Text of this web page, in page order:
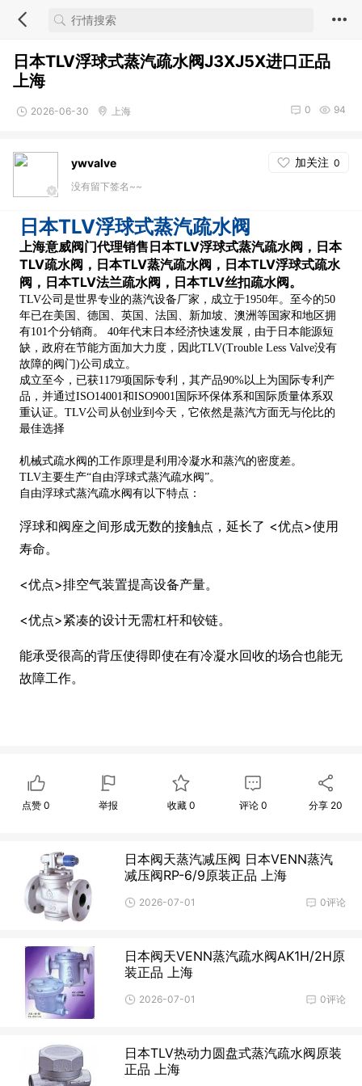
日本TLV浮球式蒸汽疏水阀J3XJ5X进口正品
上海
2026-06-30 上海 94
0
ywvalve 加关注 0
没有留下签名~~
日本TLV浮球式蒸汽疏水阀
上海意威阀门代理销售日本TLV浮球式蒸汽疏水阀，日本
TLV疏水阀，日本TLV蒸汽疏水阀，日本TLV浮球式疏水
阀，日本TLV法兰疏水阀，日本TLV丝扣疏水阀。
TLV公司是世界专业的蒸汽设备厂家，成立于1950年。至今的50
年已在美国、德国、英国、法国、新加坡、澳洲等国家和地区拥
有101个分销商。 40年代末日本经济快速发展，由于日本能源短
缺，政府在节能方面加大力度，因此TLV(Trouble Less Valve没有
故障的阀门)公司成立。
成立至今，已获1179项国际专利，其产品90%以上为国际专利产
品，并通过ISO14001和ISO9001国际环保体系和国际质量体系双
重认证。TLV公司从创业到今天，它依然是蒸汽方面无与伦比的
最佳选择
机械式疏水阀的工作原理是利用冷凝水和蒸汽的密度差。
TLV主要生产“自由浮球式蒸汽疏水阀”。
自由浮球式蒸汽疏水阀有以下特点：
浮球和阀座之间形成无数的接触点，延长了 <优点>使用
寿命。
<优点>排空气装置提高设备产量。
<优点>紧凑的设计无需杠杆和铰链。
能承受很高的背压使得即使在有冷凝水回收的场合也能无
故障工作。
点赞0 举报 收藏 0 评论0 分享 20
日本阀天蒸汽减压阀 日本VENN蒸汽
减压阀RP-6/9原装正品 上海
0评论
2026-07-01
日本阀天VENN蒸汽疏水阀AK1H/2H原
装正品 上海
0评论
2026-07-01
日本TLV热动力圆盘式蒸汽疏水阀原装
正品 上海